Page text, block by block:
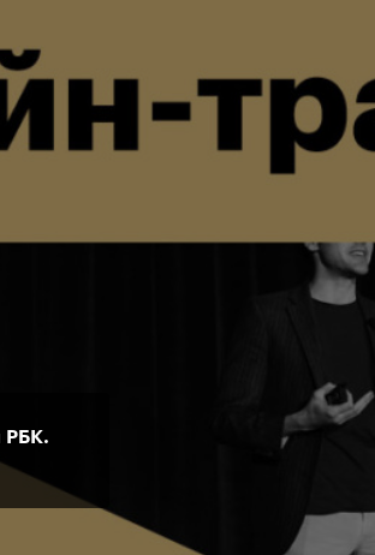
РБК.